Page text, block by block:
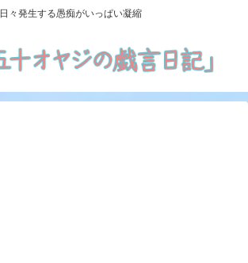
日々発生する愚痴がいっぱい凝縮